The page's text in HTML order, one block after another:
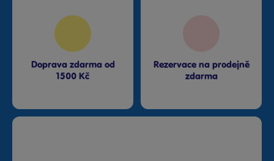
Doprava zdarma od
1500 Kč
Rezervace na prodejně
zdarma